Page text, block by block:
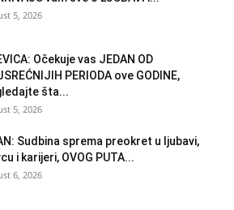
5, 2026
Očekuje vas JEDAN OD
PERIODA ove GODINE,
šta...
5, 2026
Sudbina sprema preokret u ljubavi,
i karijeri, OVOG PUTA...
6, 2026